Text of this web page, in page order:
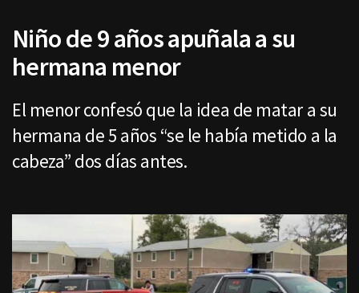
Niño de 9 años apuñala a su
hermana menor
El menor confesó que la idea de matar a su
hermana de 5 años “se le había metido a la
cabeza” dos días antes.